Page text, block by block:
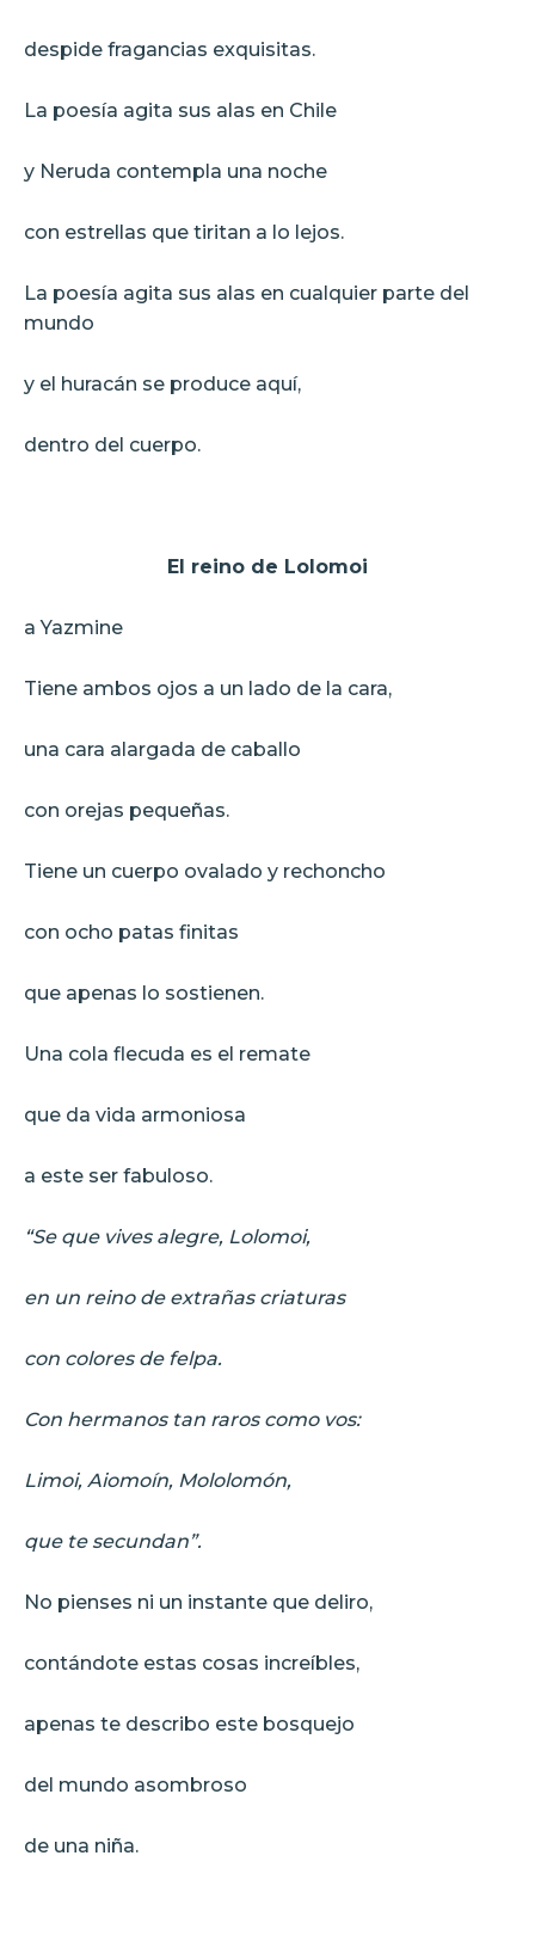
despide fragancias exquisitas.
La poesía agita sus alas en Chile
y Neruda contempla una noche
con estrellas que tiritan a lo lejos.
La poesía agita sus alas en cualquier parte del
mundo
y el huracán se produce aquí,
dentro del cuerpo.
El reino de Lolomoi
a Yazmine
Tiene ambos ojos a un lado de la cara,
una cara alargada de caballo
con orejas pequeñas.
Tiene un cuerpo ovalado y rechoncho
con ocho patas finitas
que apenas lo sostienen.
Una cola flecuda es el remate
que da vida armoniosa
a este ser fabuloso.
“Se que vives alegre, Lolomoi,
en un reino de extrañas criaturas
con colores de felpa.
Con hermanos tan raros como vos:
Limoi, Aiomoín, Mololomón,
que te secundan”.
No pienses ni un instante que deliro,
contándote estas cosas increíbles,
apenas te describo este bosquejo
del mundo asombroso
de una niña.